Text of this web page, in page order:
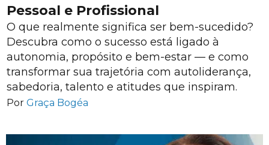
Pessoal e Profissional
O que realmente significa ser bem-sucedido?
Descubra como o sucesso está ligado à
autonomia, propósito e bem-estar — e como
transformar sua trajetória com autoliderança,
sabedoria, talento e atitudes que inspiram.
Por Graça Bogéa